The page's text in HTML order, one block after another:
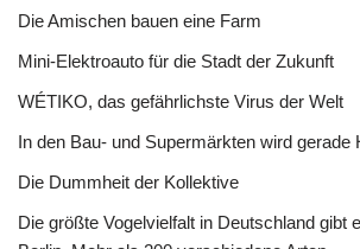
Die Amischen bauen eine Farm
Mini-Elektroauto für die Stadt der Zukunft
WÉTIKO, das gefährlichste Virus der Welt
In den Bau- und Supermärkten wird
Die Dummheit der Kollektive
Die größte Vogelvielfalt in Deutschland gibt